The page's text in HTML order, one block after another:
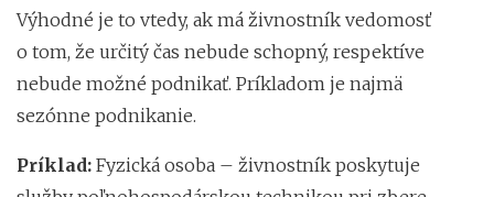
Výhodné je to vtedy, ak má živnostník vedomosť
o tom, že určitý čas nebude schopný, respektíve
nebude možné podnikať. Príkladom je najmä
sezónne podnikanie.
Príklad: Fyzická osoba – živnostník poskytuje